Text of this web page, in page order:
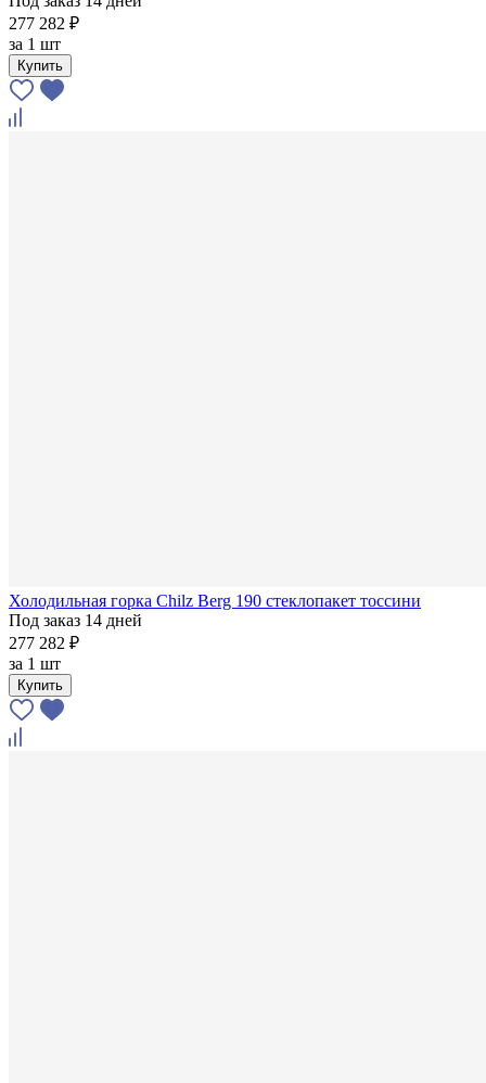
277 282 ₽
за 1 шт
Купить
Холодильная горка Chilz Berg 190 стеклопакет тоссини
Под заказ 14 дней
277 282 ₽
за 1 шт
Купить